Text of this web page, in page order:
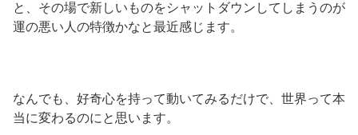
と、その場で新しいものをシャットダウンしてしまうのが
運の悪い人の特徴かなと最近感じます。
なんでも、好奇心を持って動いてみるだけで、世界って本
当に変わるのにと思います。